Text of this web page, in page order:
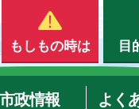
もしもの時は 目
市政情報 よく